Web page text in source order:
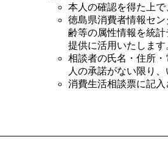
本人の確認を得た上で
徳島県消費者情報セ
齢等の属性情報を統
提供に活用いたします
相談者の氏名・住所
人の承諾がない限り
消費生活相談票に記